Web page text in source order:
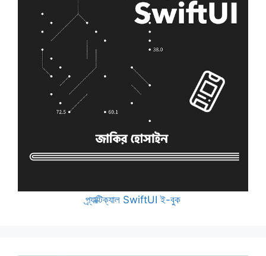
প্র্যাক্টিক্যাল SwiftUI ই-বুক